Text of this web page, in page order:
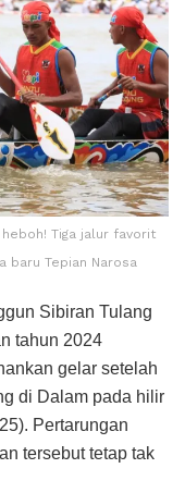
Tiga jalur favorit
baru Tepian Narosa
Sibiran Tulang
tahun 2024
gelar setelah
di Dalam pada hilir
Pertarungan
tersebut tetap tak